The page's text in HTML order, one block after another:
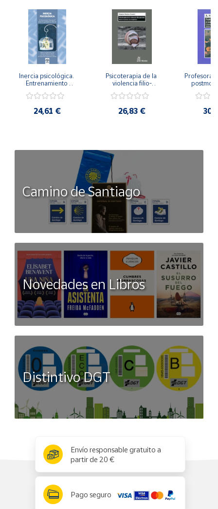
Inercia psicológica.
Entrenamiento
Igualdad de Género.
24,61 €
Psicoterapia de la
violencia filio-
secreto y la
26,83 €
Camino de Santiago
Novedades en Libros
Distintivo DGT
Envío responsable gratuito a
partir de 20 €
Pago seguro